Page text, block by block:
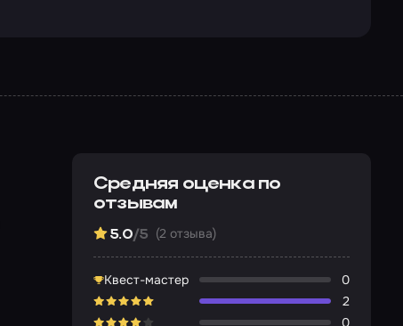
Средняя оценка по
отзывам
5.0/5 (2 отзыва)
Квест-мастер
0
2
0